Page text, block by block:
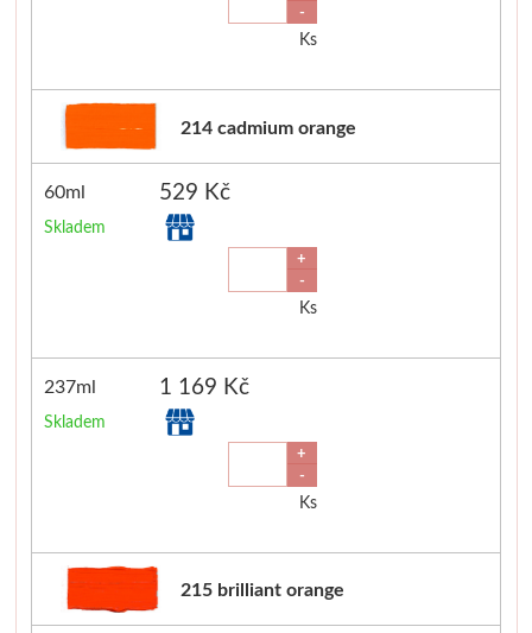
Akvarel
Akryl
Sennelier
Suché pastely
-
Ks
214 cadmium orange
60ml 529 Kč
Skladem
+
-
Ks
237ml 1 169 Kč
Skladem
+
-
Ks
215 brilliant orange